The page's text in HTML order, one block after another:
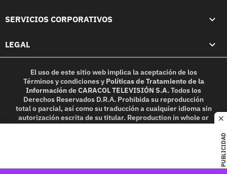
PUBLICIDAD
SERVICIOS CORPORATIVOS
LEGAL
El uso de este sitio web implica la aceptación de los
Términos y condicionesy Políticas de Tratamiento de la
InformacióndeCARACOL TELEVISIÓN S.A.Todos los
Derechos Reservados D.R.A. Prohibida su reproducción
total o parcial, así como su traducción a cualquier idioma sin
autorización escrita de su titular. Reproduction in whole or